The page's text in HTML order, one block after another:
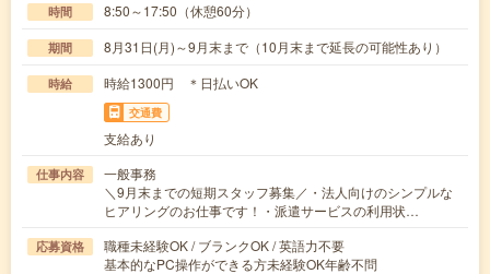
時間 8:50～17:50（休憩60分）
期間 8月31日(月)～9月末まで（10月末まで延長の可能性あり）
時給 時給1300円 ＊日払いOK
交通費
支給あり
仕事内容
一般事務
＼9月末までの短期スタッフ募集／・法人向けのシンプルな
ヒアリングのお仕事です！・派遣サービスの利用状…
応募資格
職種未経験OK / ブランクOK / 英語力不要
基本的なPC操作ができる方未経験OK年齢不問